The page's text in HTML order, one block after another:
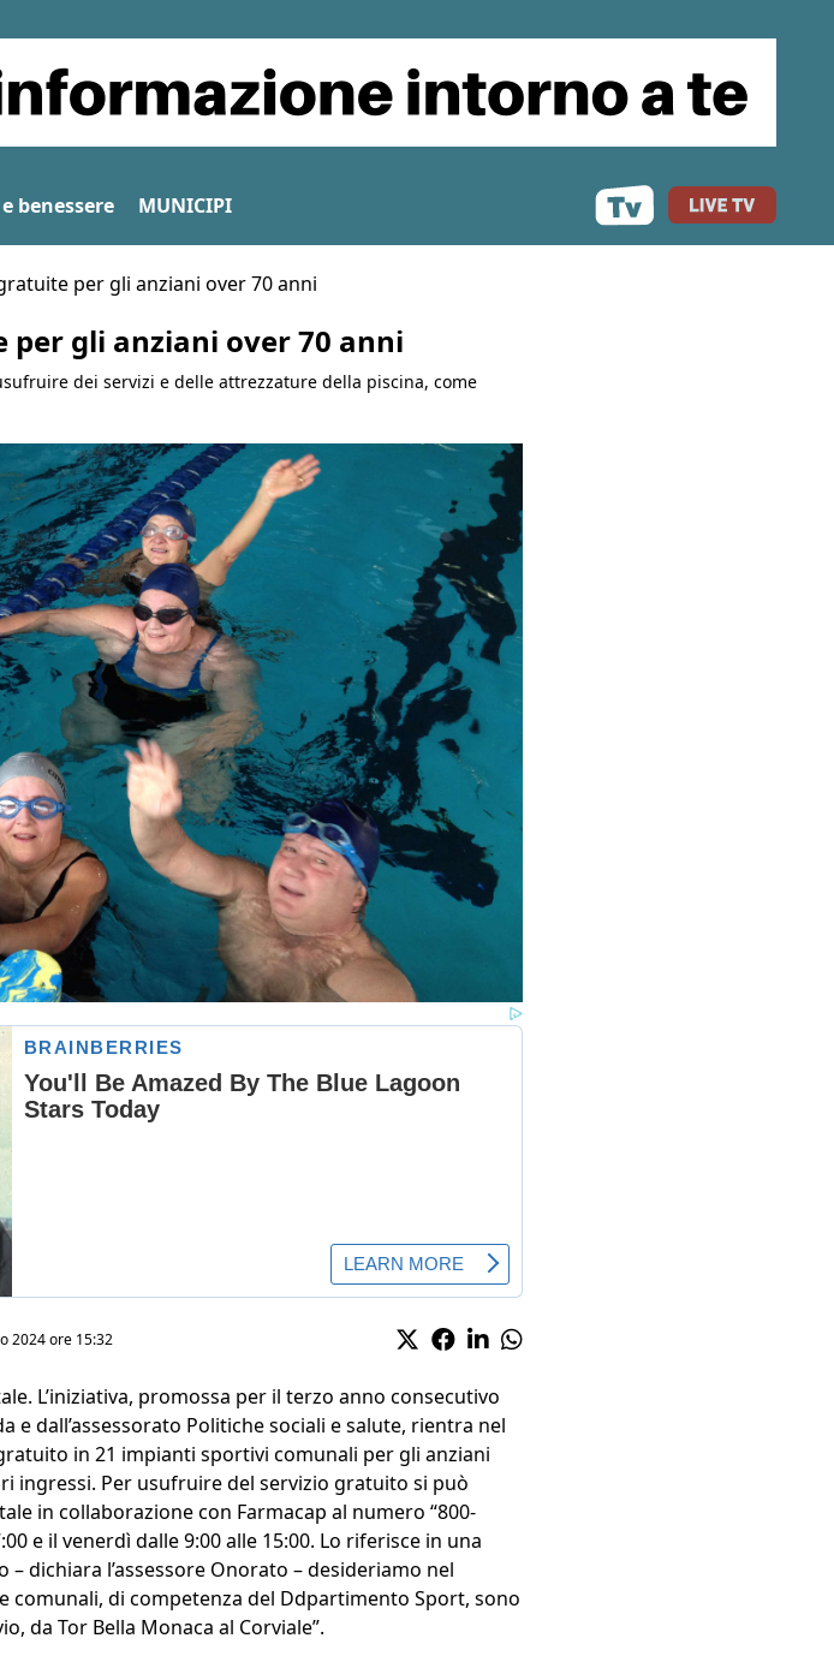
benessere MUNICIPI
per gli anziani over 70 anni
per gli anziani over 70 anni
dei servizi e delle attrezzature della piscina, come
2024 ore 15:32
L’iniziativa, promossa per il terzo anno consecutivo
e dall’assessorato Politiche sociali e salute, rientra nel
in 21 impianti sportivi comunali per gli anziani
ingressi. Per usufruire del servizio gratuito si può
in collaborazione con Farmacap al numero “800-
e il venerdì dalle 9:00 alle 15:00. Lo riferisce in una
– dichiara l’assessore Onorato – desideriamo nel
di competenza del Ddpartimento Sport, sono
da Tor Bella Monaca al Corviale”.